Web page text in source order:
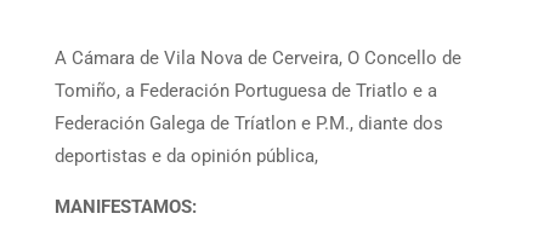
A Cámara de Vila Nova de Cerveira, O Concello de
Tomiño, a Federación Portuguesa de Triatlo e a
Federación Galega de Tríatlon e P.M., diante dos
deportistas e da opinión pública,
MANIFESTAMOS: